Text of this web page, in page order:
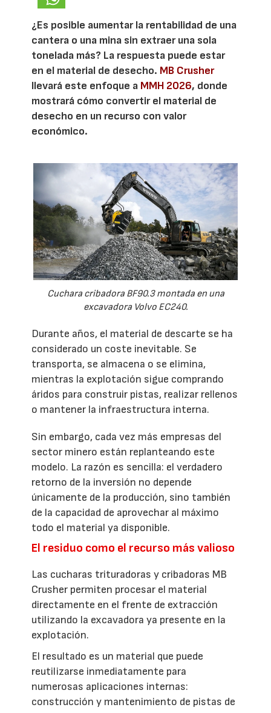
¿Es posible aumentar la rentabilidad de una
cantera o una mina sin extraer una sola
tonelada más? La respuesta puede estar
en el material de desecho. MB Crusher
llevará este enfoque a MMH 2026, donde
mostrará cómo convertir el material de
desecho en un recurso con valor
económico.
Cuchara cribadora BF90.3 montada en una
excavadora Volvo EC240.
Durante años, el material de descarte se ha
considerado un coste inevitable. Se
transporta, se almacena o se elimina,
mientras la explotación sigue comprando
áridos para construir pistas, realizar rellenos
o mantener la infraestructura interna.
Sin embargo, cada vez más empresas del
sector minero están replanteando este
modelo. La razón es sencilla: el verdadero
retorno de la inversión no depende
únicamente de la producción, sino también
de la capacidad de aprovechar al máximo
todo el material ya disponible.
El residuo como el recurso más valioso
Las cucharas trituradoras y cribadoras MB
Crusher permiten procesar el material
directamente en el frente de extracción
utilizando la excavadora ya presente en la
explotación.
El resultado es un material que puede
reutilizarse inmediatamente para
numerosas aplicaciones internas:
construcción y mantenimiento de pistas de